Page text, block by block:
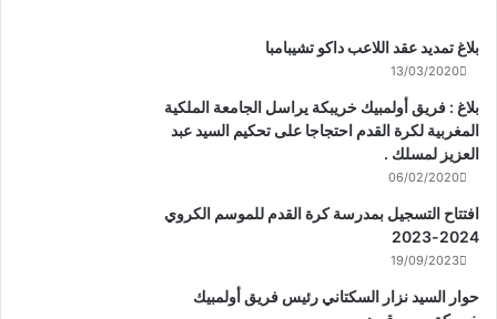
بلاغ تمديد عقد اللاعب داكو تشيبامبا
13/03/2020
بلاغ : فريق أولمبيك خريبكة يراسل الجامعة الملكية
المغربية لكرة القدم احتجاجا على تحكيم السيد عبد
العزيز لمسلك .
06/02/2020
افتتاح التسجيل بمدرسة كرة القدم للموسم الكروي
2024-2023
19/09/2023
حوار السيد نزار السكتاني رئيس فريق أولمبيك